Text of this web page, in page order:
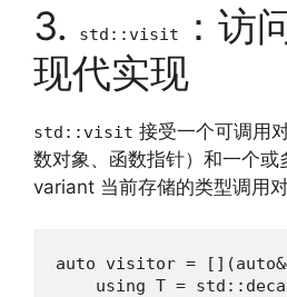
3. std::visit
：访
现代实现
std::visit 接受一个可调用
数对象、函数指针）和一个或
variant 当前存储的类型调用对
auto visitor =
using T =